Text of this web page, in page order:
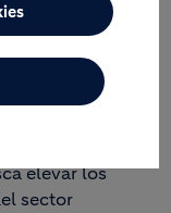
de
por
elevar los
sector